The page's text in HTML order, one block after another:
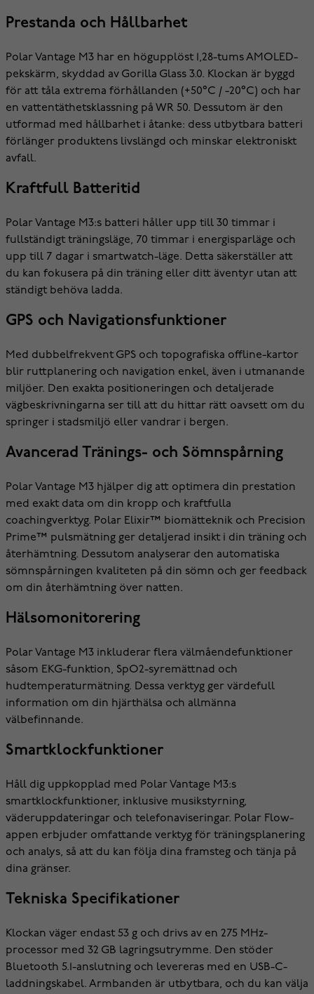
Prestanda och Hållbarhet
Polar Vantage M3 har en högupplöst 1,28-tums AMOLED-
pekskärm, skyddad av Gorilla Glass 3.0. Klockan är byggd
för att tåla extrema förhållanden (+50°C / -20°C) och har
en vattentäthetsklassning på WR 50. Dessutom är den
utformad med hållbarhet i åtanke: dess utbytbara batteri
förlänger produktens livslängd och minskar elektroniskt
avfall.
Kraftfull Batteritid
Polar Vantage M3:s batteri håller upp till 30 timmar i
fullständigt träningsläge, 70 timmar i energisparläge och
upp till 7 dagar i smartwatch-läge. Detta säkerställer att
du kan fokusera på din träning eller ditt äventyr utan att
ständigt behöva ladda.
GPS och Navigationsfunktioner
Med dubbelfrekvent GPS och topografiska offline-kartor
blir ruttplanering och navigation enkel, även i utmanande
miljöer. Den exakta positioneringen och detaljerade
vägbeskrivningarna ser till att du hittar rätt oavsett om du
springer i stadsmiljö eller vandrar i bergen.
Avancerad Tränings- och Sömnspårning
Polar Vantage M3 hjälper dig att optimera din prestation
med exakt data om din kropp och kraftfulla
coachingverktyg. Polar Elixir™ biomätteknik och Precision
Prime™ pulsmätning ger detaljerad insikt i din träning och
återhämtning. Dessutom analyserar den automatiska
sömnspårningen kvaliteten på din sömn och ger feedback
om din återhämtning över natten.
Hälsomonitorering
Polar Vantage M3 inkluderar flera välmåendefunktioner
såsom EKG-funktion, SpO2-syremättnad och
hudtemperaturmätning. Dessa verktyg ger värdefull
information om din hjärthälsa och allmänna
välbefinnande.
Smartklockfunktioner
Håll dig uppkopplad med Polar Vantage M3:s
smartklockfunktioner, inklusive musikstyrning,
väderuppdateringar och telefonaviseringar. Polar Flow-
appen erbjuder omfattande verktyg för träningsplanering
och analys, så att du kan följa dina framsteg och tänja på
dina gränser.
Tekniska Specifikationer
Klockan väger endast 53 g och drivs av en 275 MHz-
processor med 32 GB lagringsutrymme. Den stöder
Bluetooth 5.1-anslutning och levereras med en USB-C-
laddningskabel. Armbanden är utbytbara, och du kan välja